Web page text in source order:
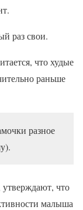
раз свои.
что худые
раньше
разное
что
малыша